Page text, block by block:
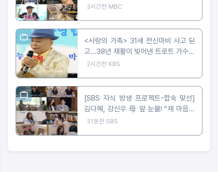
'운동세권' 임장 특집!
3시간전 MBC
<사랑의 가족> 31세 전신마비 사고 딛
고...38년 재활이 빚어낸 트로트 가수의
꿈
2시간전 KBS
[SBS 자식 방생 프로젝트-합숙 맞선]
김다혜, 강신우 母 앞 눈물! “제 마음은
이미 정리 완료” 최종선택 D-1 러브라
31분전 SBS